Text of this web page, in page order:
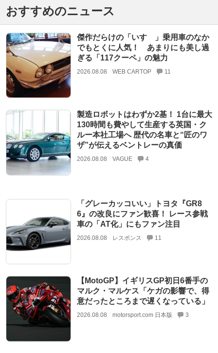
おすすめのニュース
傑作だらけの「いすゞ」乗用車のなか
でもとくに人気！ あまりにも美し過
ぎる「117クーペ」の魅力
2026.08.08 WEB CARTOP 11
製造ロボットはわずか2基！ 1台に最大
130時間も費やして生産する英国・ク
ルー本社工場へ 歴代の名車と“匠のワ
ザ”が伝えるベントレーの真価
2026.08.08 VAGUE 4
「グレーカッコいい」トヨタ『GR8
6』の改良にファン歓喜！ レース参戦
車の「AT化」にもファン注目
2026.08.08 レスポンス 11
【MotoGP】イギリスGP初日6番手の
マルク・マルケス「ケガの影響で、得
意だったところまで遅くなっている」
2026.08.08 motorsport.com 日本版 3